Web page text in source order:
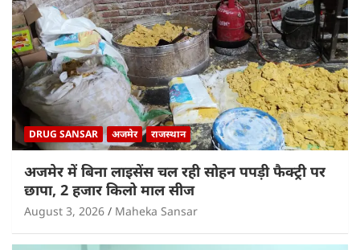
DRUG SANSAR अजमेर राजस्थान
अजमेर में बिना लाइसेंस चल रही सोहन पपड़ी फैक्ट्री पर
छापा, 2 हजार किलो माल सीज
August 3, 2026 Maheka Sansar